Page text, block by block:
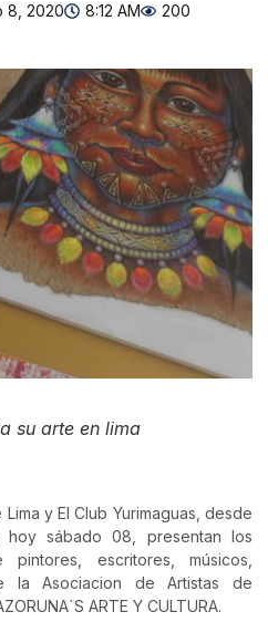
8, 2020 8:12 AM 200
su arte en lima
y El Club Yurimaguas, desde
sábado 08, presentan los
escritores, músicos,
la Asociacion de Artistas de
ARTE Y CULTURA.